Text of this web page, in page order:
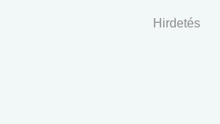
Hirdetés